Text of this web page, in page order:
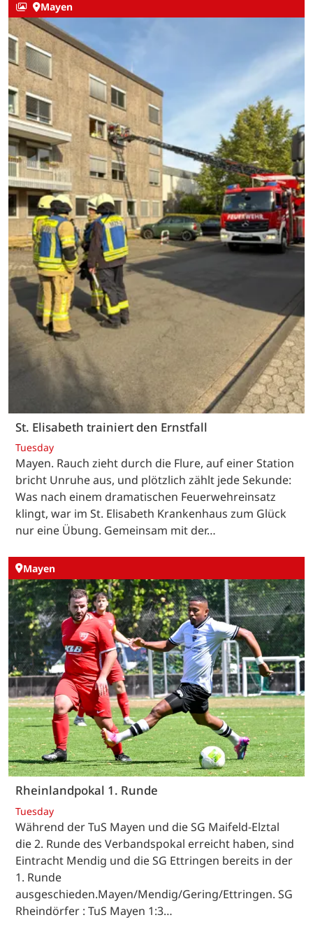
Mayen
St. Elisabeth trainiert den Ernstfall
Tuesday
Mayen. Rauch zieht durch die Flure, auf einer Station
bricht Unruhe aus, und plötzlich zählt jede Sekunde:
Was nach einem dramatischen Feuerwehreinsatz
klingt, war im St. Elisabeth Krankenhaus zum Glück
nur eine Übung. Gemeinsam mit der…
Mayen
Rheinlandpokal 1. Runde
Tuesday
Während der TuS Mayen und die SG Maifeld-Elztal
die 2. Runde des Verbandspokal erreicht haben, sind
Eintracht Mendig und die SG Ettringen bereits in der
1. Runde
ausgeschieden.Mayen/Mendig/Gering/Ettringen. SG
Rheindörfer : TuS Mayen 1:3…